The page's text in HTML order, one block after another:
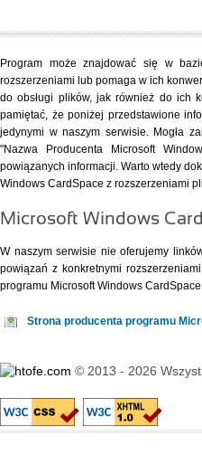
Program może znajdować się w
rozszerzeniami lub pomaga w ich
do obsługi plików, jak również do ich
pamiętać, że poniżej przedstawione
jedynymi w naszym serwisie. Mogła
"Nazwa Producenta Microsoft
powiązanych informacji. Warto wtedy
Windows CardSpace z rozszerzeniami
Microsoft Windows
W naszym serwisie nie oferujemy
powiązań z konkretnymi
programu Microsoft Windows
Strona producenta programu
© 2013 - 2026